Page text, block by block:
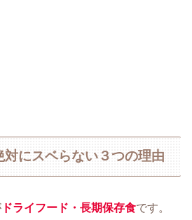
対にスベらない３つの理由
ドライフード・長期保存食です。